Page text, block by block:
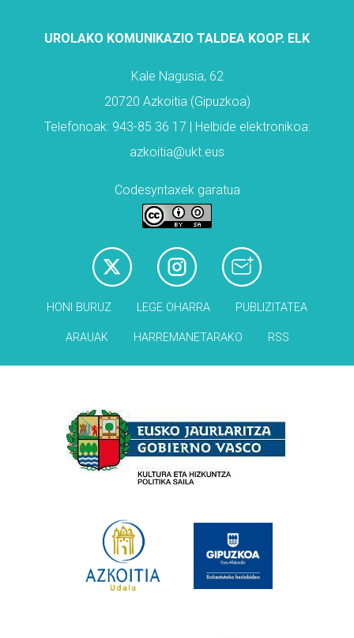
UROLAKO KOMUNIKAZIO TALDEA KOOP. ELK
Kale Nagusia, 62
20720 Azkoitia (Gipuzkoa)
Telefonoak: 943-85 36 17 | Helbide elektronikoa:
azkoitia@ukt.eus
Codesyntaxek garatua
HONI BURUZ LEGE OHARRA PUBLIZITATEA
ARAUAK HARREMANETARAKO RSS